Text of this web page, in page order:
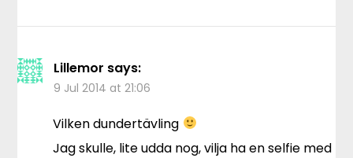
Lillemor says:
9 Jul 2014 at 21:06
Vilken dundertävling
Jag skulle, lite udda nog, vilja ha en selfie med